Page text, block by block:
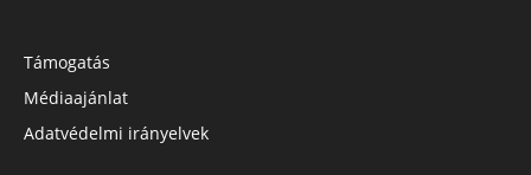
Támogatás
Médiaajánlat
Adatvédelmi irányelvek